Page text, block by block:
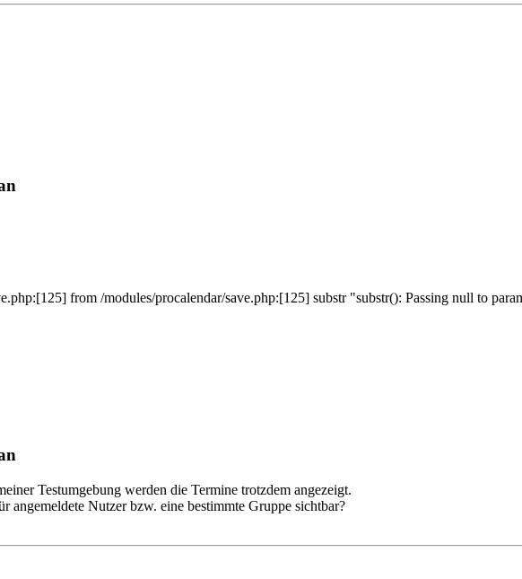
from /modules/procalendar/save.php:[125] substr "substr(): Passing null to
Testumgebung werden die Termine trotzdem angezeigt.
angemeldete Nutzer bzw. eine bestimmte Gruppe sichtbar?